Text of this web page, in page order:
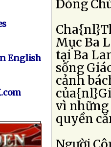
English
Dòng
Mục Ba
tại Ba
sống
cảnh
vì
quyền